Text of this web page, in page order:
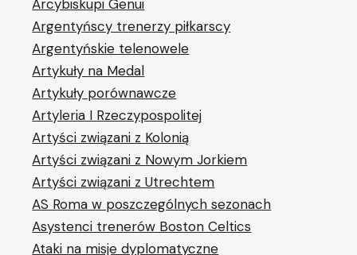
Arcybiskupi Genui
Argentyńscy trenerzy piłkarscy
Argentyńskie telenowele
Artykuły na Medal
Artykuły porównawcze
Artyleria I Rzeczypospolitej
Artyści związani z Kolonią
Artyści związani z Nowym Jorkiem
Artyści związani z Utrechtem
AS Roma w poszczególnych sezonach
Asystenci trenerów Boston Celtics
Ataki na misje dyplomatyczne